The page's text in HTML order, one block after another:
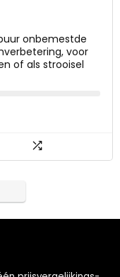
onbemestde
voor
of als strooisel